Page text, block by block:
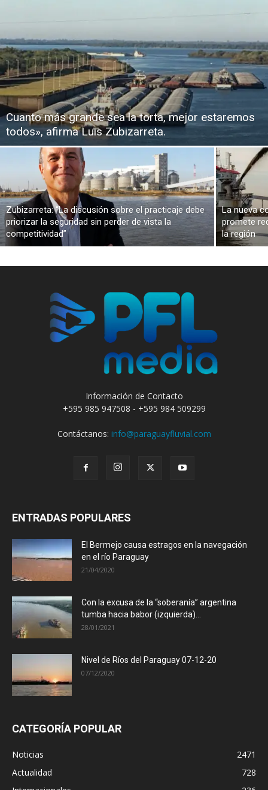
Cuanto más grande sea la torta, mejor estaremos
todos», afirma Luis Zubizarreta.
Zubizarreta: “La discusión sobre el practicaje debe
priorizar la seguridad sin perder de vista la
competitividad”
La nueva
promete
la región
Información de Contacto
+595 985 947508 - +595 984 509299
Contáctanos: info@paraguayfluvial.com
ENTRADAS POPULARES
El Bermejo causa estragos en la navegación
en el río Paraguay
21/04/2020
Con la excusa de la “soberanía” argentina
tumba hacia babor (izquierda)...
28/01/2021
Nivel de Ríos del Paraguay 07-12-20
07/12/2020
CATEGORÍA POPULAR
Noticias
2471
Actualidad
728